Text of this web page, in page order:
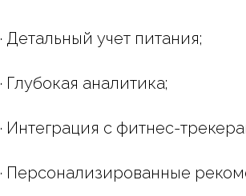
· Детальный учет питания;
· Глубокая аналитика;
· Интеграция с фитнес-
· Персонализированные